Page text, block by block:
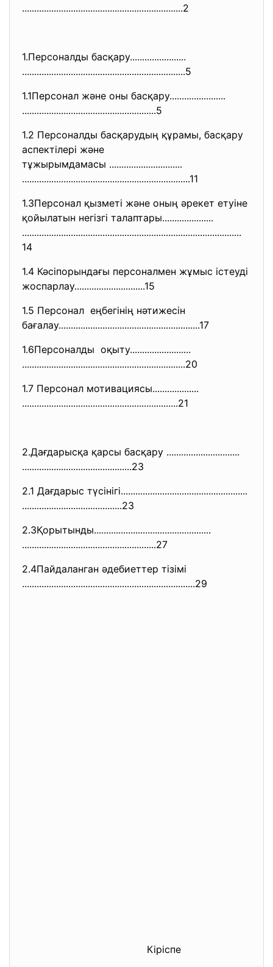
..................................................................2
1.Персоналды басқару.......................
...................................................................5
1.1Персонал және оны басқару.......................
.......................................................5
1.2 Персоналды басқарудың құрамы, басқару
аспектілері және
тұжырымдамасы ..............................
.....................................................................11
1.3Персонал қызметі және оның әрекет етуіне
қойылатын негізгі талаптары.....................
..........................................................................................
14
1.4 Кәсіпорындағы персоналмен жұмыс істеуді
жоспарлау.............................15
1.5 Персонал еңбегінің нәтижесін
бағалау..........................................................17
1.6Персоналды оқыту.........................
...................................................................20
1.7 Персонал мотивациясы...................
................................................................21
2.Дағдарысқа қарсы басқару ..............................
.............................................23
2.1 Дағдарыс түсінігі....................................................
.........................................23
2.3Қорытынды................................................
.......................................................27
2.4Пайдаланган әдебиеттер тізімі
.......................................................................29
Кіріспе